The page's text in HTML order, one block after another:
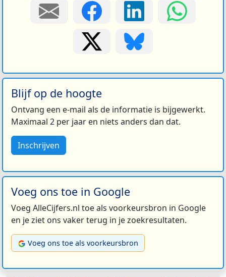
Blijf op de hoogte
Ontvang een e-mail als de informatie is bijgewerkt.
Maximaal 2 per jaar en niets anders dan dat.
Inschrijven
Voeg ons toe in Google
Voeg AlleCijfers.nl toe als voorkeursbron in Google
en je ziet ons vaker terug in je zoekresultaten.
Voeg ons toe als voorkeursbron